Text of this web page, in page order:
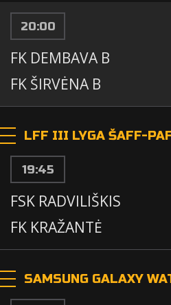
20:00
FK DEMBAVA B
FK ŠIRVĖNA B
LFF III LYGA ŠAFF-
19:45
FSK RADVILIŠKIS
FK KRAŽANTĖ
SAMSUNG GALAXY